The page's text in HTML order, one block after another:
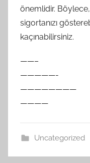
önemlidir.
sigortanızı
kaçınabilirsiniz.
——–
—————-
————————
————
Uncategorized